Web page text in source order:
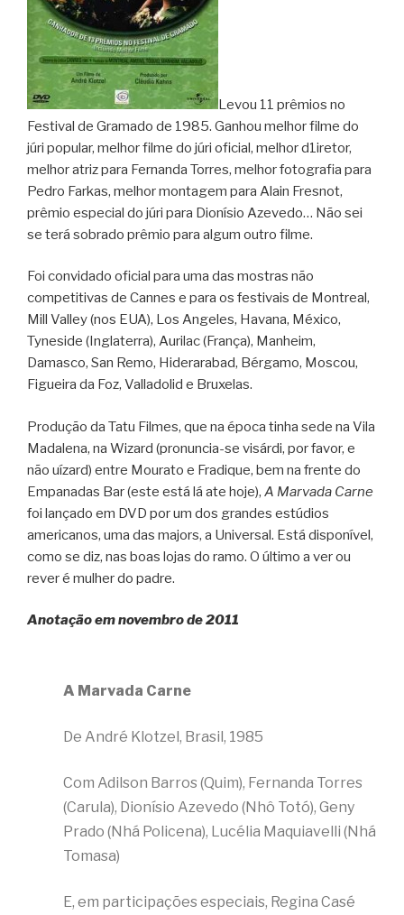
Levou 11 prêmios no
Festival de Gramado de 1985. Ganhou melhor filme do
júri popular, melhor filme do júri oficial, melhor d1iretor,
melhor atriz para Fernanda Torres, melhor fotografia para
Pedro Farkas, melhor montagem para Alain Fresnot,
prêmio especial do júri para Dionísio Azevedo… Não sei
se terá sobrado prêmio para algum outro filme.
Foi convidado oficial para uma das mostras não
competitivas de Cannes e para os festivais de Montreal,
Mill Valley (nos EUA), Los Angeles, Havana, México,
Tyneside (Inglaterra), Aurilac (França), Manheim,
Damasco, San Remo, Hiderarabad, Bérgamo, Moscou,
Figueira da Foz, Valladolid e Bruxelas.
Produção da Tatu Filmes, que na época tinha sede na Vila
Madalena, na Wizard (pronuncia-se visárdi, por favor, e
não uízard) entre Mourato e Fradique, bem na frente do
Empanadas Bar (este está lá ate hoje), A Marvada Carne
foi lançado em DVD por um dos grandes estúdios
americanos, uma das majors, a Universal. Está disponível,
como se diz, nas boas lojas do ramo. O último a ver ou
rever é mulher do padre.
Anotação em novembro de 2011
A Marvada Carne
De André Klotzel, Brasil, 1985
Com Adilson Barros (Quim), Fernanda Torres
(Carula), Dionísio Azevedo (Nhô Totó), Geny
Prado (Nhá Policena), Lucélia Maquiavelli (Nhá
Tomasa)
E, em participações especiais, Regina Casé